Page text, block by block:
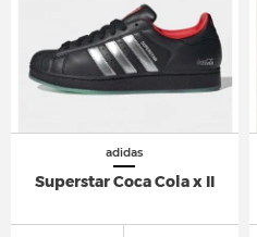
adidas
Superstar Coca Cola x II